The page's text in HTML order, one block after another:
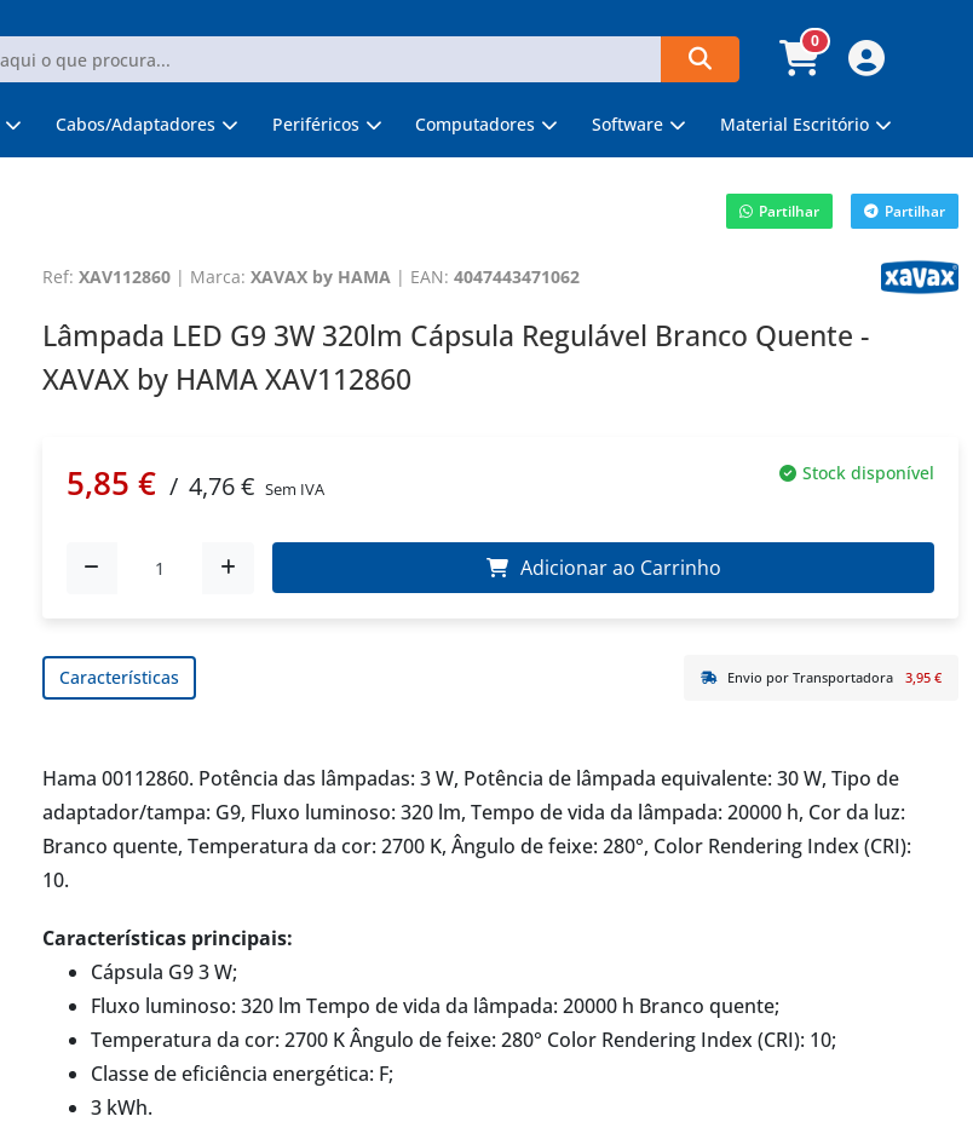
0
Cabos/Adaptadores Periféricos Computadores Software Material Escritório
Partilhar Partilhar
Ref: XAV112860| Marca: XAVAX by HAMA| EAN: 4047443471062
Lâmpada LED G9 3W 320lm Cápsula Regulável Branco Quente -
XAVAX by HAMA XAV112860
5,85 € / 4,76 € Sem IVA
Stock disponível
Adicionar ao Carrinho
Características Envio por Transportadora 3,95 €
Hama 00112860. Potência das lâmpadas: 3 W, Potência de lâmpada equivalente: 30 W, Tipo de
adaptador/tampa: G9, Fluxo luminoso: 320 lm, Tempo de vida da lâmpada: 20000 h, Cor da luz:
Branco quente, Temperatura da cor: 2700 K, Ângulo de feixe: 280°, Color Rendering Index (CRI):
10.
Características principais:
Cápsula G9 3 W;
Fluxo luminoso: 320 lm Tempo de vida da lâmpada: 20000 h Branco quente;
Temperatura da cor: 2700 K Ângulo de feixe: 280° Color Rendering Index (CRI): 10;
Classe de eficiência energética: F;
3 kWh.